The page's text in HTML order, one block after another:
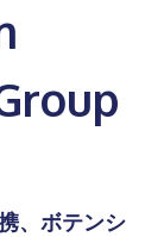
、ボテンシ